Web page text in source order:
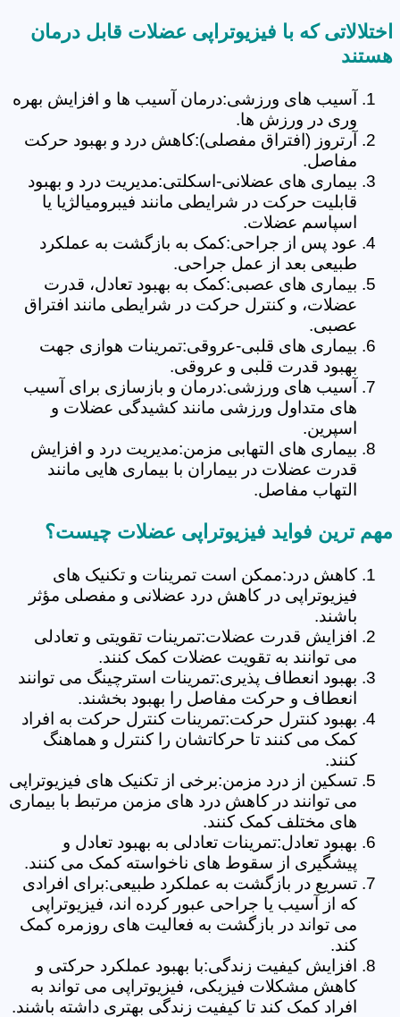
اختلالاتی که با فیزیوتراپی عضلات قابل درمان
هستند
آسیب های ورزشی:درمان آسیب ها و افزایش بهره
وری در ورزش ها.
آرتروز (افتراق مفصلی):کاهش درد و بهبود حرکت
مفاصل.
بیماری های عضلانی-اسکلتی:مدیریت درد و بهبود
قابلیت حرکت در شرایطی مانند فیبرومیالژیا یا
اسپاسم عضلات.
عود پس از جراحی:کمک به بازگشت به عملکرد
طبیعی بعد از عمل جراحی.
بیماری های عصبی:کمک به بهبود تعادل، قدرت
عضلات، و کنترل حرکت در شرایطی مانند افتراق
عصبی.
بیماری های قلبی-عروقی:تمرینات هوازی جهت
بهبود قدرت قلبی و عروقی.
آسیب های ورزشی:درمان و بازسازی برای آسیب
های متداول ورزشی مانند کشیدگی عضلات و
اسپرین.
بیماری های التهابی مزمن:مدیریت درد و افزایش
قدرت عضلات در بیماران با بیماری هایی مانند
التهاب مفاصل.
مهم ترین فواید فیزیوتراپی عضلات چیست؟
کاهش درد:ممکن است تمرینات و تکنیک های
فیزیوتراپی در کاهش درد عضلانی و مفصلی مؤثر
باشند.
افزایش قدرت عضلات:تمرینات تقویتی و تعادلی
می توانند به تقویت عضلات کمک کنند.
بهبود انعطاف پذیری:تمرینات استرچینگ می توانند
انعطاف و حرکت مفاصل را بهبود بخشند.
بهبود کنترل حرکت:تمرینات کنترل حرکت به افراد
کمک می کنند تا حرکاتشان را کنترل و هماهنگ
کنند.
تسکین از درد مزمن:برخی از تکنیک های فیزیوتراپی
می توانند در کاهش درد های مزمن مرتبط با بیماری
های مختلف کمک کنند.
بهبود تعادل:تمرینات تعادلی به بهبود تعادل و
پیشگیری از سقوط های ناخواسته کمک می کنند.
تسریع در بازگشت به عملکرد طبیعی:برای افرادی
که از آسیب یا جراحی عبور کرده اند، فیزیوتراپی
می تواند در بازگشت به فعالیت های روزمره کمک
کند.
افزایش کیفیت زندگی:با بهبود عملکرد حرکتی و
کاهش مشکلات فیزیکی، فیزیوتراپی می تواند به
افراد کمک کند تا کیفیت زندگی بهتری داشته باشند.